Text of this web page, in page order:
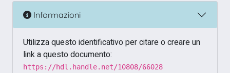
Informazioni
Utilizza questo identificativo per citare o creare un
link a questo documento:
https://hdl.handle.net/10808/66028